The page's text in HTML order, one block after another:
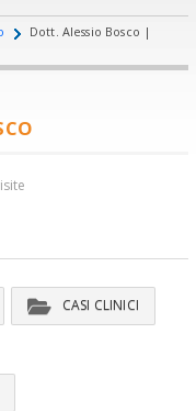
Dott. Alessio Bosco |
CASI CLINICI